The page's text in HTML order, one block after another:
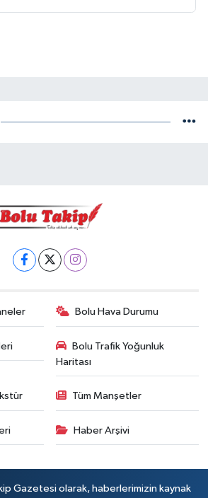
Bolu Hava Durumu
Bolu Trafik Yoğunluk
Haritası
Tüm Manşetler
Haber Arşivi
Gazetesi olarak, haberlerimizin kaynak